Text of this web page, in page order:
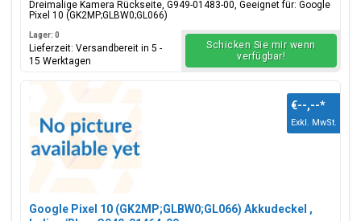
Dreimalige Kamera Rückseite, G949-01483-00, Geeignet für: Google
Pixel 10 (GK2MP;GLBW0;GL066)
Lager: 0
Lieferzeit: Versandbereit in 5 -
15 Werktagen
Schicken Sie mir wenn
verfügbar!
Google Pixel 10 (GK2MP;GLBW0;GL066) Akkudeckel ,
€--,--*
Exkl. MwSt.